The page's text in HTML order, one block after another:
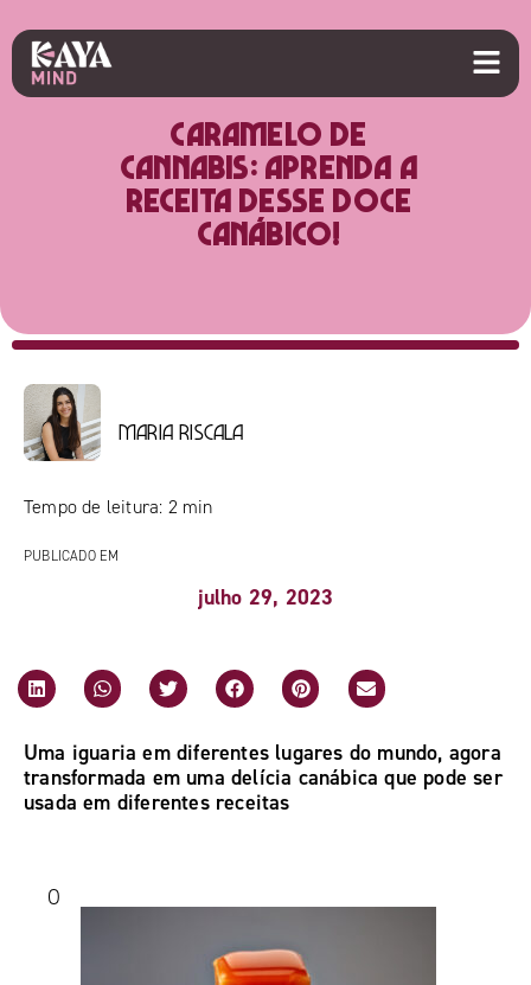
Caramelo de
cannabis: aprenda a
receita desse doce
canábico!
Maria Riscala
Tempo de leitura: 2 min
PUBLICADO EM
julho 29, 2023
Uma iguaria em diferentes lugares do mundo, agora
transformada em uma delícia canábica que pode ser
usada em diferentes receitas
O